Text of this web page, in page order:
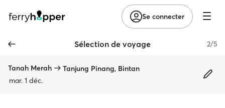
Se connecter
Sélection de voyage 2/5
Tanah Merah
Tanjung Pinang, Bintan
mar. 1 déc.